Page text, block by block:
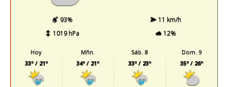
93%
11 km/h
1019 hPa
12%
Hoy
33º / 21º
Mñn.
34º / 21º
Sáb. 8
33º / 23º
Dom. 9
35º / 26º